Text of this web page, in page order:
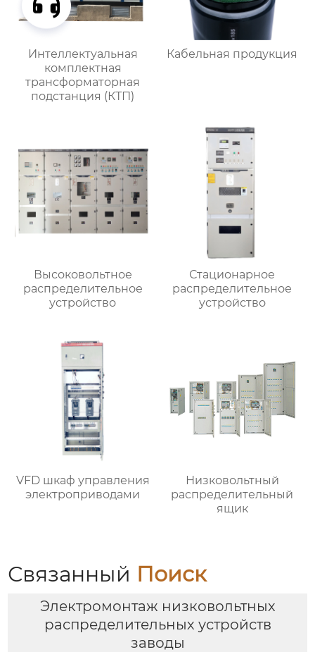
Интеллектуальная
комплектная
трансформаторная
подстанция (КТП)
Кабельная продукция
Высоковольтное
распределительное
устройство
Стационарное
распределительное
устройство
VFD шкаф управления
электроприводами
Низковольтный
распределительный
ящик
Связанный Поиск
Электромонтаж низковольтных
распределительных устройств
заводы